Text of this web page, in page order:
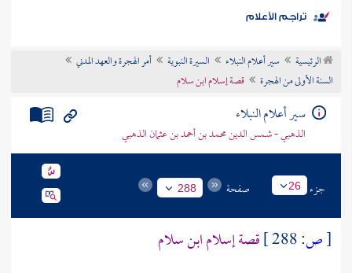
موضوعي
تراجم الأعلام
الرئيسية سير أعلام النبلاء السيرة النبوية
أمر الهجرة والعهد المدني
السنة الأولى من الهجرة
قصة إسلام ابن سلام
سير أعلام النبلاء
الذهبي - شمس الدين محمد بن أحمد بن عثمان الذهبي
جزء 26 صفحة 288
[ص: قصة إسلامابن سلام